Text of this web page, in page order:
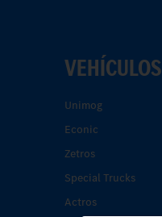
VEHÍCULOS
Unimog
Econic
Zetros
Special Trucks
Actros